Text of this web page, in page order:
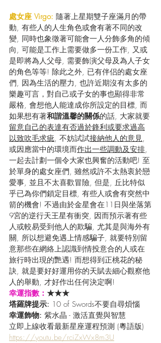
處女座 Virgo: 隨著上星期雙子座滿月的帶
動, 有些人的人生角色或會有著不同的改
變, 同時也象徵著可能會一人分飾多角的傾
向, 可能是工作上需要做多一份工作, 又或
是即將為人父母, 需要飾演父母及為人子女
的角色等等! 除此之外, 已有伴侣的處女座
們, 因為生活的壓力, 也許近期沒有太多的
樂趣可言，對自己或子女的事也顯得非常
嚴格, 會想他人能達成你所設定的目標, 而
如果想有著和諧溫馨的關係的話, 大家就要
留意自己的表達有否過於鋒利或要求過高
以致吹毛求疵, 不妨試試接納他人的意見,
或因應當中的環境而作出一些調動及安排,
一起去計劃一個令大家也興奮的活動吧! 至
於單身的處女座們, 雖然或許不太熱衷於戀
愛事, 並且不太喜歡冒險, 但是, 丘比特似
乎已為你們鎖定目標, 有些人或會有突然中
箭的機會! 不過由於金星會在11日與坐落第
9宮的逆行天王星有衝突, 因而預示著有些
人或較易受到他人的欺騙, 尤其是與海外有
關, 所以想避免遇上情感騙子, 就要特別留
意那些在網絡上認識到情投意合的人或在
旅行時出現的艷遇! 而想得到正桃花的秘
訣, 就是要好好運用你的天賦去細心觀察他
人的舉動, 才好作出任何決定啊!
幸運指數： ★★★
塔羅牌提示: 10 of Swords不要自尋煩惱
幸運飾物: 紫水晶 - 激活直覺與智慧
立即上線收看最新星座運程預測 (粵語版)
https://youtu.be/rciZxWx8m3U